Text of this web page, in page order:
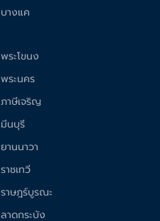
บางแค
พระโขนง
พระนคร
ภาษีเจริญ
มีนบุรี
ยานนาวา
ราชเทวี
ราษฎร์บูรณะ
ลาดกระบัง